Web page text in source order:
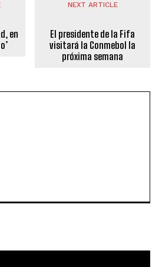
en
NEXT ARTICLE
El presidente de la Fifa
visitará la Conmebol la
próxima semana